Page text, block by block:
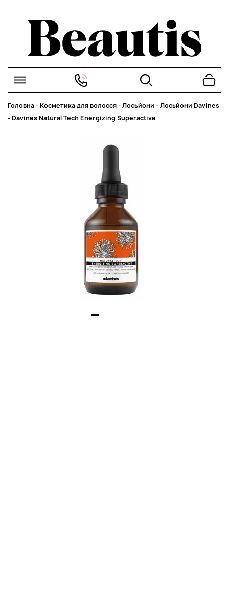
Головна-Косметика для волосся-Лосьйони -Лосьйони Davines
-Davines Natural Tech Energizing Superactive